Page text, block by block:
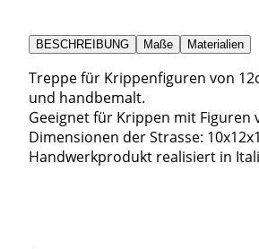
BESCHREIBUNG Maße Materialien
Treppe für Krippenfiguren von
und handbemalt.
Geeignet für Krippen mit Figuren
Dimensionen der Strasse:
Handwerkprodukt realisiert in